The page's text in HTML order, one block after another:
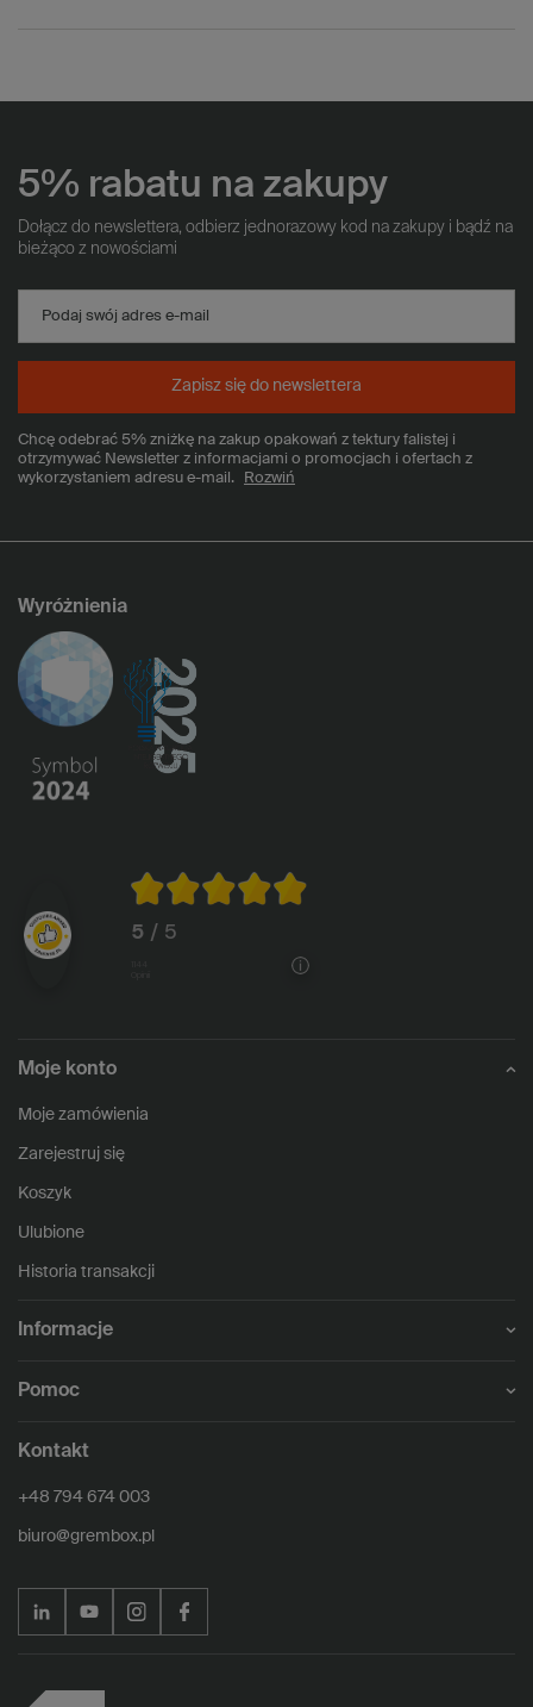
5% rabatu na zakupy
Dołącz do newslettera, odbierz jednorazowy kod na zakupy i bądź na
bieżąco z nowościami
Podaj swój adres e-mail
Chcę odebrać 5% zniżkę na zakup opakowań z tektury falistej i
otrzymywać Newsletter z informacjami o promocjach i ofertach z
wykorzystaniem adresu e-mail.
Rozwiń
Zapisz się do newslettera
Wyróżnienia
5 / 5
Moje konto
Moje zamówienia
Zarejestruj się
Koszyk
Ulubione
Historia transakcji
Informacje
Pomoc
Kontakt
+48 794 674 003
biuro@grembox.pl